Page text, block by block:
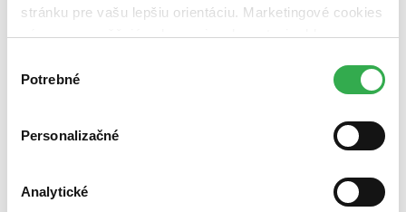
stránku pre vašu lepšiu orientáciu. Marketingové cookies
nám zas umožňujú zobrazenie relevantnej reklamy.
nám pomohlo, keby sme mohli používať všetky tieto
súhlasu
Potrebné
Personalizačné
Analytické
čítané verzie vypredaných kníh (0 titulov)
čítané verzie
vypredaných kníh
Zoradiť
Top hodnotené